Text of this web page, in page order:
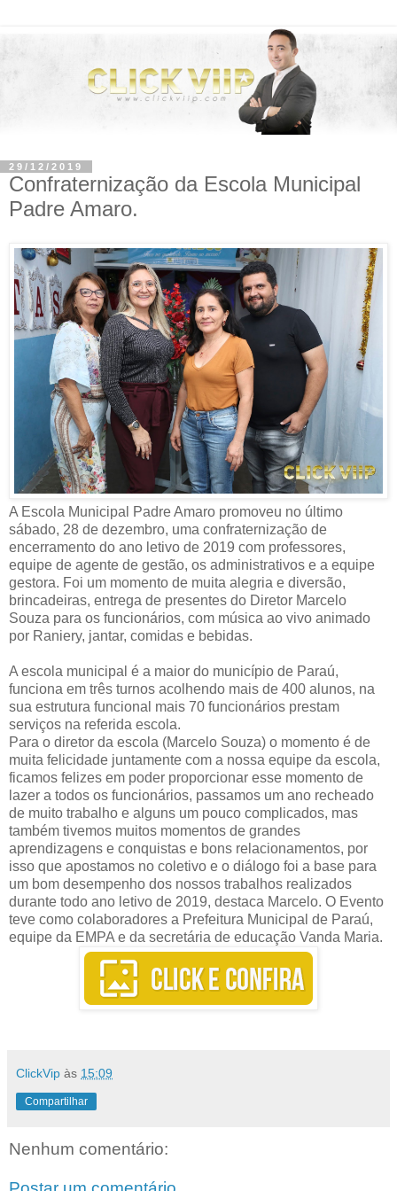
29/12/2019
Confraternização da Escola Municipal
Padre Amaro.
A Escola Municipal Padre Amaro promoveu no último
sábado, 28 de dezembro, uma confraternização de
encerramento do ano letivo de 2019 com professores,
equipe de agente de gestão, os administrativos e a equipe
gestora. Foi um momento de muita alegria e diversão,
brincadeiras, entrega de presentes do Diretor Marcelo
Souza para os funcionários, com música ao vivo animado
por Raniery, jantar, comidas e bebidas.
A escola municipal é a maior do município de Paraú,
funciona em três turnos acolhendo mais de 400 alunos, na
sua estrutura funcional mais 70 funcionários prestam
serviços na referida escola.
Para o diretor da escola (Marcelo Souza) o momento é de
muita felicidade juntamente com a nossa equipe da escola,
ficamos felizes em poder proporcionar esse momento de
lazer a todos os funcionários, passamos um ano recheado
de muito trabalho e alguns um pouco complicados, mas
também tivemos muitos momentos de grandes
aprendizagens e conquistas e bons relacionamentos, por
isso que apostamos no coletivo e o diálogo foi a base para
um bom desempenho dos nossos trabalhos realizados
durante todo ano letivo de 2019, destaca Marcelo. O Evento
teve como colaboradores a Prefeitura Municipal de Paraú,
equipe da EMPA e da secretária de educação Vanda Maria.
ClickVip às 15:09
Compartilhar
Nenhum comentário: